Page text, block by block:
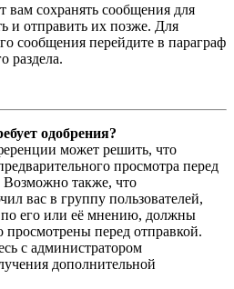
вам сохранять сообщения для
и отправить их позже. Для
сообщения перейдите в параграф
раздела.
одобрения?
может решить, что
просмотра перед
также, что
вас в группу пользователей,
его или её мнению, должны
просмотрены перед отправкой.
с администратором
дополнительной